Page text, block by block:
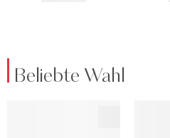
Beliebte Wahl